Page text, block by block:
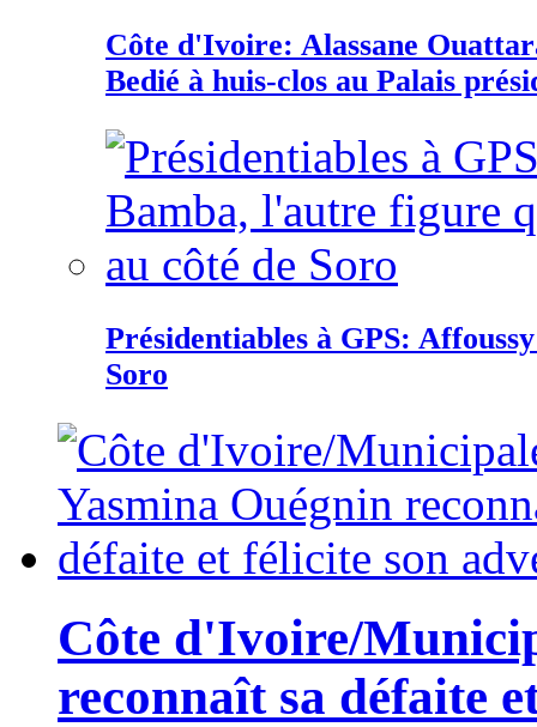
Côte d'Ivoire: Alassane
Bedié à huis-clos au Palais
Présidentiables à GPS:
Soro
Côte d'Ivoire/
reconnaît sa défaite